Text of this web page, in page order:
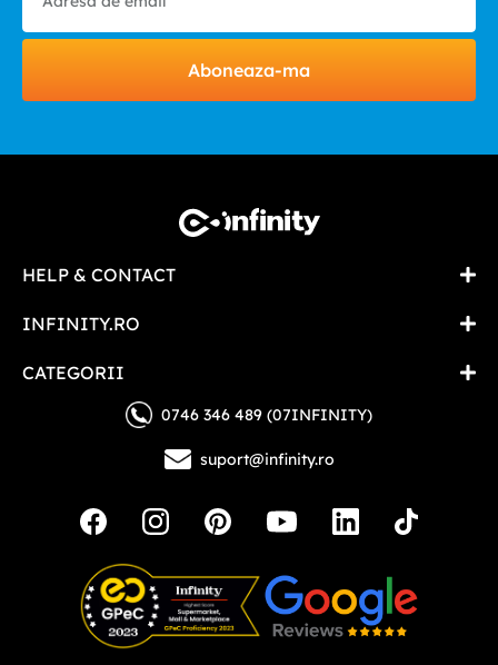
Aboneaza-ma
HELP & CONTACT
INFINITY.RO
CATEGORII
0746 346 489 (07INFINITY)
suport@infinity.ro